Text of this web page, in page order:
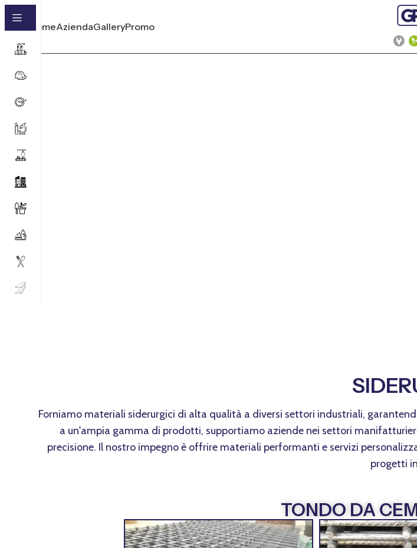
HomeAziendaGalleryPromo
Forniamo materiali siderurgici di alta qualità a diversi settori industriali,
a un'ampia gamma di prodotti, supportiamo aziende nei settori
precisione. Il nostro impegno è offrire materiali performanti e servizi
progetti
TONDO DA